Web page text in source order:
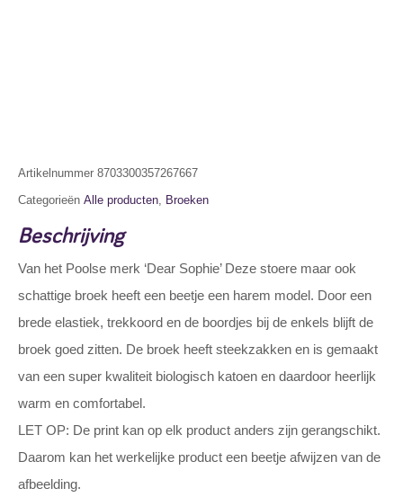
Artikelnummer 8703300357267667
Categorieën Alle producten, Broeken
Beschrijving
Van het Poolse merk ‘Dear Sophie’ Deze stoere maar ook
schattige broek heeft een beetje een harem model. Door een
brede elastiek, trekkoord en de boordjes bij de enkels blijft de
broek goed zitten. De broek heeft steekzakken en is gemaakt
van een super kwaliteit biologisch katoen en daardoor heerlijk
warm en comfortabel.
LET OP: De print kan op elk product anders zijn gerangschikt.
Daarom kan het werkelijke product een beetje afwijzen van de
afbeelding.